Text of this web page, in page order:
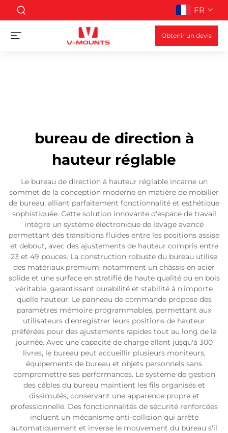
FR
Obtenir un devis
bureau de direction à
hauteur réglable
Le bureau de direction à hauteur réglable incarne un
sommet de la conception moderne en matière de mobilier
de bureau, alliant parfaitement fonctionnalité et esthétique
sophistiquée. Cette solution innovante d'espace de travail
intègre un système électronique de levage avancé
permettant des transitions fluides entre les positions assise
et debout, avec des ajustements de hauteur compris entre
23 et 49 pouces. La construction robuste du bureau utilise
des matériaux premium, notamment un châssis en acier
solide et une surface en stratifié de haute qualité ou en bois
véritable, garantissant durabilité et stabilité à n'importe
quelle hauteur. Le panneau de commande propose des
paramètres mémoire programmables, permettant aux
utilisateurs d'enregistrer leurs positions de hauteur
préférées pour des ajustements rapides tout au long de la
journée. Avec une capacité de charge allant jusqu'à 300
livres, le bureau peut accueillir plusieurs moniteurs,
équipements de bureau et objets personnels sans
compromettre ses performances. Le système de gestion
des câbles du bureau maintient les fils organisés et
dissimulés, conservant une apparence propre et
professionnelle. Des fonctionnalités de sécurité renforcées
incluent un mécanisme anti-collision qui arrête
automatiquement et inverse le mouvement du bureau s'il